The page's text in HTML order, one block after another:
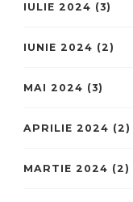
IULIE 2024 (3)
IUNIE 2024 (2)
MAI 2024 (3)
APRILIE 2024 (2)
MARTIE 2024 (2)